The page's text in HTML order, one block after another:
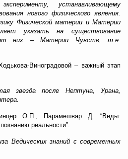
устанавливающему
нового физического явления.
Физической материи и Материи
указать на существование
от них – Материи Чувств, т.е.
Виноградовой – важный этап
звезда после Нептуна, Урана,
О.П., Парамешвар Д. “Веды:
реальности”.
Ведических знаний с современных